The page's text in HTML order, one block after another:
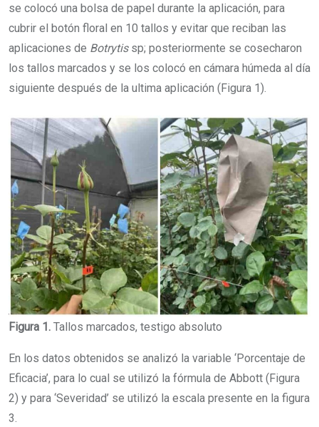
se colocó una bolsa de papel durante la aplicación, para
cubrir el botón floral en 10 tallos y evitar que reciban las
aplicaciones de Botrytissp; posteriormente se cosecharon
los tallos marcados y se los colocó en cámara húmeda al día
siguiente después de la ultima aplicación (Figura 1).
Figura 1. Tallos marcados, testigo absoluto
En los datos obtenidos se analizó la variable ‘Porcentaje de
Eficacia’, para lo cual se utilizó la fórmula de Abbott (Figura
2) y para ‘Severidad’ se utilizó la escala presente en la figura
3.